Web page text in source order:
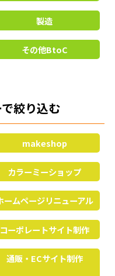
製造
その他BtoC
絞り込む
makeshop
カラーミーショップ
ームページリニューアル
コーポレートサイト制作
通販・ECサイト制作